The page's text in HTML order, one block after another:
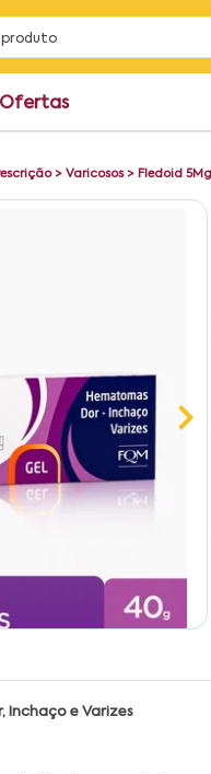
Ofertas
> Varicosos> Fledoid
Inchaço e Varizes